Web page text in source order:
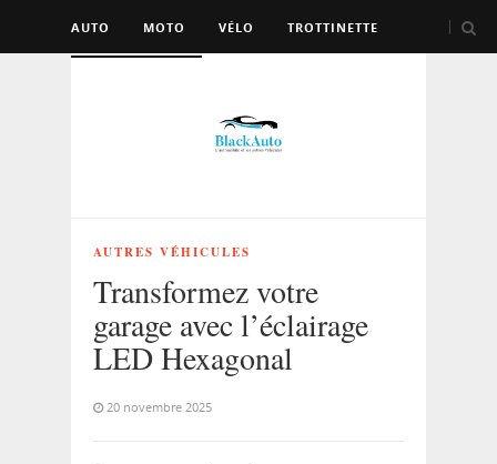
AUTO MOTO VÉLO TROTTINETTE
AUTRES VÉHICULES
Transformez votre
garage avec l’éclairage
LED Hexagonal
20 novembre 2025